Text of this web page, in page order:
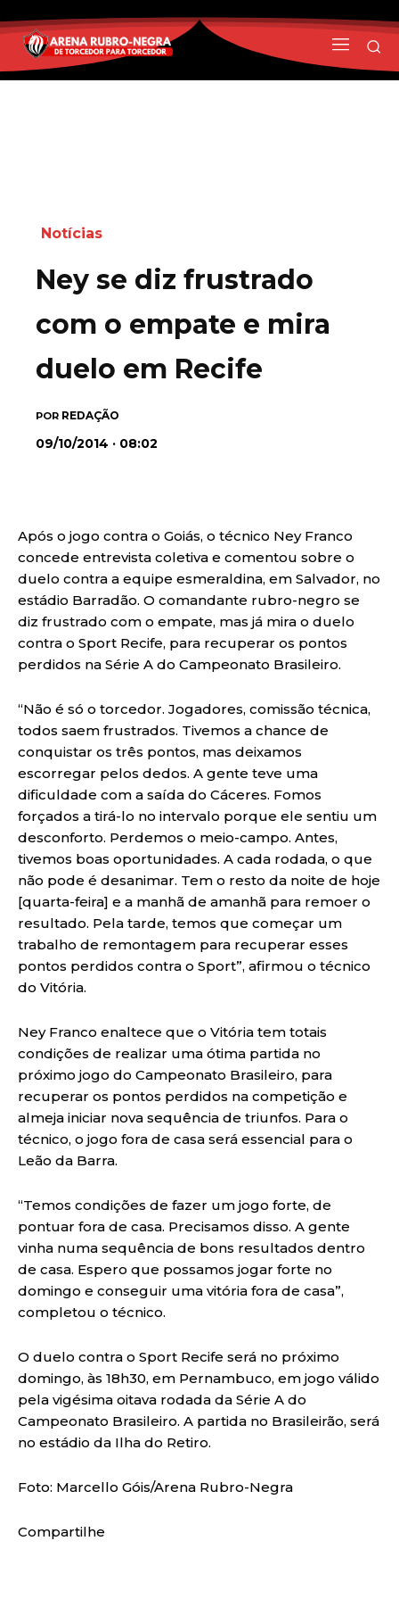
Notícias
Ney se diz frustrado
com o empate e mira
duelo em Recife
POR REDAÇÃO
09/10/2014 · 08:02
Após o jogo contra o Goiás, o técnico Ney Franco
concede entrevista coletiva e comentou sobre o
duelo contra a equipe esmeraldina, em Salvador, no
estádio Barradão. O comandante rubro-negro se
diz frustrado com o empate, mas já mira o duelo
contra o Sport Recife, para recuperar os pontos
perdidos na Série A do Campeonato Brasileiro.
“Não é só o torcedor. Jogadores, comissão técnica,
todos saem frustrados. Tivemos a chance de
conquistar os três pontos, mas deixamos
escorregar pelos dedos. A gente teve uma
dificuldade com a saída do Cáceres. Fomos
forçados a tirá-lo no intervalo porque ele sentiu um
desconforto. Perdemos o meio-campo. Antes,
tivemos boas oportunidades. A cada rodada, o que
não pode é desanimar. Tem o resto da noite de hoje
[quarta-feira] e a manhã de amanhã para remoer o
resultado. Pela tarde, temos que começar um
trabalho de remontagem para recuperar esses
pontos perdidos contra o Sport”, afirmou o técnico
do Vitória.
Ney Franco enaltece que o Vitória tem totais
condições de realizar uma ótima partida no
próximo jogo do Campeonato Brasileiro, para
recuperar os pontos perdidos na competição e
almeja iniciar nova sequência de triunfos. Para o
técnico, o jogo fora de casa será essencial para o
Leão da Barra.
“Temos condições de fazer um jogo forte, de
pontuar fora de casa. Precisamos disso. A gente
vinha numa sequência de bons resultados dentro
de casa. Espero que possamos jogar forte no
domingo e conseguir uma vitória fora de casa”,
completou o técnico.
O duelo contra o Sport Recife será no próximo
domingo, às 18h30, em Pernambuco, em jogo válido
pela vigésima oitava rodada da Série A do
Campeonato Brasileiro. A partida no Brasileirão, será
no estádio da Ilha do Retiro.
Foto: Marcello Góis/Arena Rubro-Negra
Compartilhe